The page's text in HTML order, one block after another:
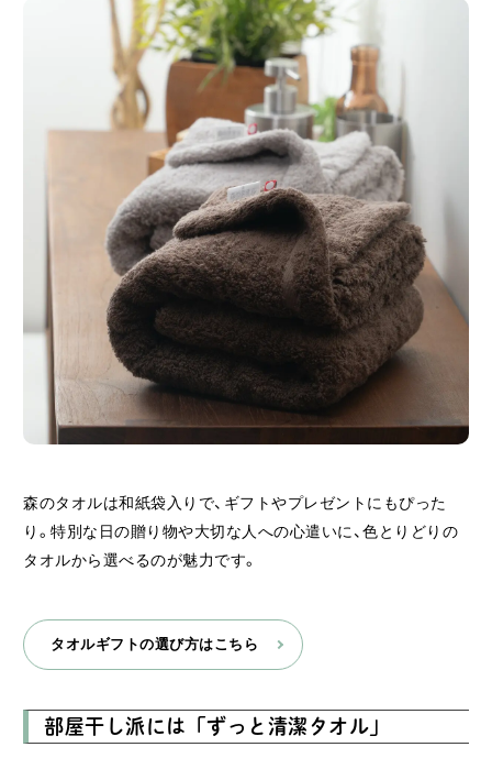
森のタオルは和紙袋入りで、ギフトやプレゼントにもぴった
り。特別な日の贈り物や大切な人への心遣いに、色とりどりの
タオルから選べるのが魅力です。
タオルギフトの選び方はこちら
部屋干し派には「ずっと清潔タオル」